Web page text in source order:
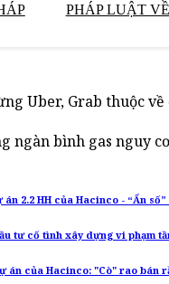
PHÁP LUẬT
Uber, Grab thuộc
ngàn bình gas nguy
2.2 HH của Hacinco - “Ẩn
tư cố tình xây dựng vi phạm
án của Hacinco: "Cò" rao bán